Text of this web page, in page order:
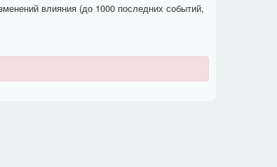
влияния (до 1000 последних событий,